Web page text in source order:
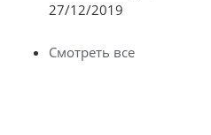
27/12/2019
Смотреть все